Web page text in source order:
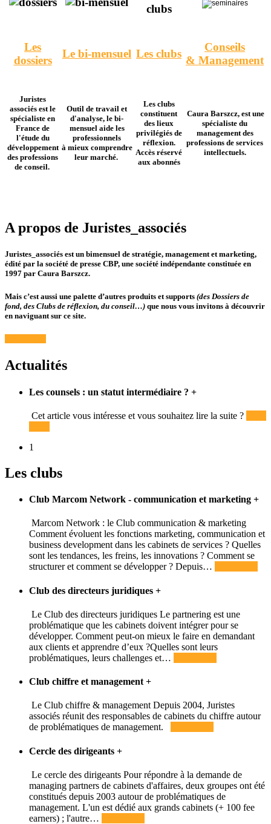
Les
dossiers
Le bi-mensuel Les clubs
Conseils
& Management
Juristes
associés est le
spécialiste en
France de
l'étude du
développement
des professions
de conseil.
Outil de travail et
d'analyse, le bi-
mensuel aide les
professionnels
à mieux comprendre
leur marché.
Les clubs
constituent
des lieux
privilégiés de
réflexion.
Accès réservé
aux abonnés
Caura Barszcz, est une
spécialiste du
management des
professions de services
intellectuels.
A propos de Juristes_associés
Juristes_associés est un bimensuel de stratégie, management et marketing,
édité par la société de presse CBP, une société indépendante constituée en
1997 par Caura Barszcz.
Mais c’est aussi une palette d’autres produits et supports (des Dossiers de
fond, des Clubs de réflexion, du conseil…) que nous vous invitons à découvrir
en naviguant sur ce site.
Actualités
Les counsels : un statut intermédiaire ? +
Cet article vous intéresse et vous souhaitez lire la suite ?
1
Les clubs
Club Marcom Network - communication et marketing +
Marcom Network : le Club communication & marketing
Comment évoluent les fonctions marketing, communication et
business development dans les cabinets de services ? Quelles
sont les tendances, les freins, les innovations ? Comment se
structurer et comment se développer ? Depuis…
Club des directeurs juridiques +
Le Club des directeurs juridiques Le partnering est une
problématique que les cabinets doivent intégrer pour se
développer. Comment peut-on mieux le faire en demandant
aux clients et apprendre d’eux ?Quelles sont leurs
problématiques, leurs challenges et…
Club chiffre et management +
Le Club chiffre & management Depuis 2004, Juristes
associés réunit des responsables de cabinets du chiffre autour
de problématiques de management.
Cercle des dirigeants +
Le cercle des dirigeants Pour répondre à la demande de
managing partners de cabinets d'affaires, deux groupes ont été
constitués depuis 2003 autour de problématiques de
management. L'un est dédié aux grands cabinets (+ 100 fee
earners) ; l'autre…